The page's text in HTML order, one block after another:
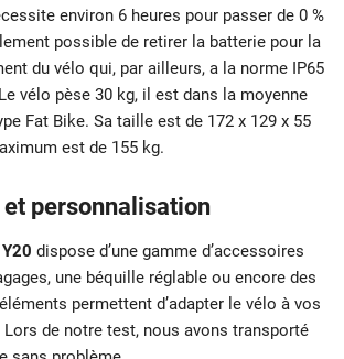
environ 6 heures pour passer de 0 %
possible de retirer la batterie pour la
du vélo qui, par ailleurs, a la norme IP65
vélo pèse 30 kg, il est dans la moyenne
Fat Bike. Sa taille est de 172 x 129 x 55
est de 155 kg.
personnalisation
dispose d’une gamme d’accessoires
une béquille réglable ou encore des
permettent d’adapter le vélo à vos
de notre test, nous avons transporté